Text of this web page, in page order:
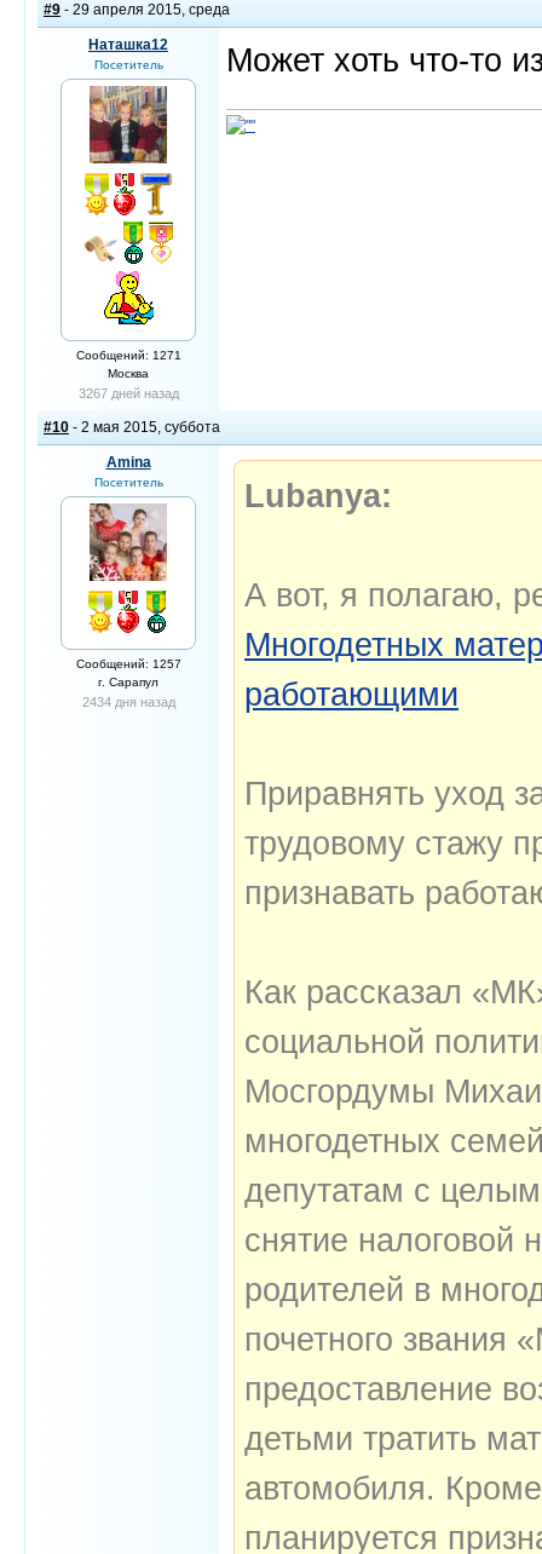
#9 - 29 апреля 2015, среда
Наташка12
Посетитель
Сообщений: 1271
Москва
3267 дней назад
Может хоть что-то
#10 - 2 мая 2015, суббота
Amina
Посетитель
Сообщений: 1257
г. Сарапул
2434 дня назад
Lubanya:
А вот, я полагаю,
Многодетных
работающими
Приравнять уход
трудовому стажу
признавать
Как рассказал
социальной
Мосгордумы
многодетных
депутатам с
снятие налоговой
родителей в
почетного звания
предоставление
детьми тратить
автомобиля.
планируется